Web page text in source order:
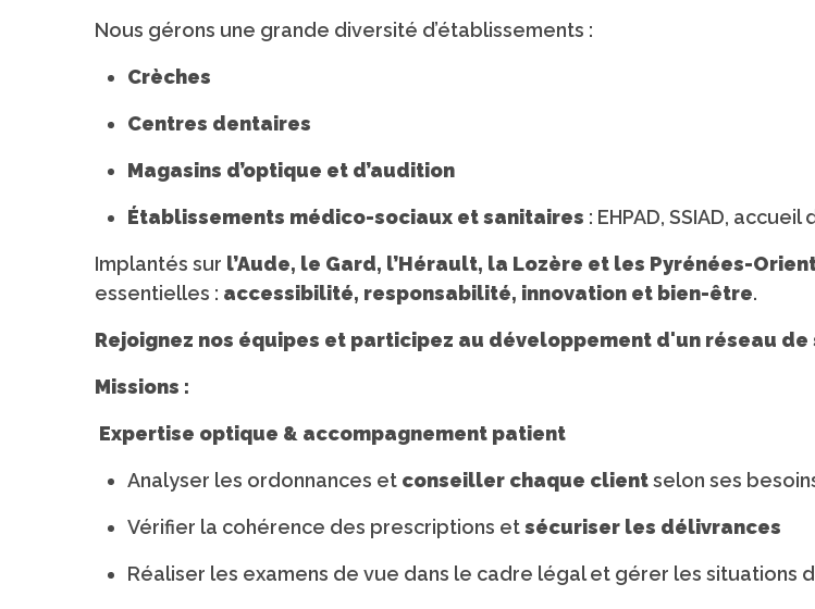
Nous gérons une grande diversité d’établissements :
Crèches
Centres dentaires
Magasins d’optique et d’audition
Établissements médico-sociaux et sanitaires : EHPAD, SSIAD, accueil
Implantés sur l’Aude, le Gard, l’Hérault, la Lozère et les Pyrénées-
essentielles : accessibilité, responsabilité, innovation et bien-être.
Rejoignez nos équipes et participez au développement d'un réseau
Missions :
Expertise optique & accompagnement patient
Analyser les ordonnances et conseiller chaque clientselon ses
Vérifier la cohérence des prescriptions etsécuriser les délivrances
Réaliser les examens de vue dans le cadre légal et gérer les situations